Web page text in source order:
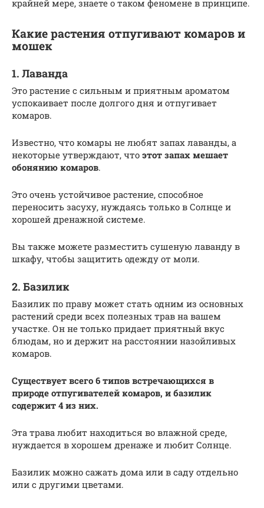
крайней мере, знаете о таком феномене в принципе.
Какие растения отпугивают комаров и
мошек
1. Лаванда
Это растение с сильным и приятным ароматом
успокаивает после долгого дня и отпугивает
комаров.
Известно, что комары не любят запах лаванды, а
некоторые утверждают, что этот запах мешает
обонянию комаров.
Это очень устойчивое растение, способное
переносить засуху, нуждаясь только в Солнце и
хорошей дренажной системе.
Вы также можете разместить сушеную лаванду в
шкафу, чтобы защитить одежду от моли.
2. Базилик
Базилик по праву может стать одним из основных
растений среди всех полезных трав на вашем
участке. Он не только придает приятный вкус
блюдам, но и держит на расстоянии назойливых
комаров.
Существует всего 6 типов встречающихся в
природе отпугивателей комаров, и базилик
содержит 4 из них.
Эта трава любит находиться во влажной среде,
нуждается в хорошем дренаже и любит Солнце.
Базилик можно сажать дома или в саду отдельно
или с другими цветами.